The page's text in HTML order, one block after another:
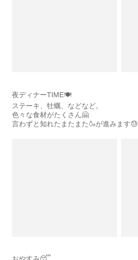
夜ディナーTIME🍽️
ステーキ、牡蠣、などなど。
色々な食材がたくさん🤗
言わずと知れたまたまた🍶が進みます😓